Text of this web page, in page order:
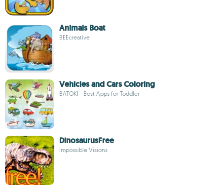
Animals Boat
BEEcreative
Vehicles and Cars Coloring
BATOKI - Best Apps for Toddler
DinosaurusFree
Impossible Visions